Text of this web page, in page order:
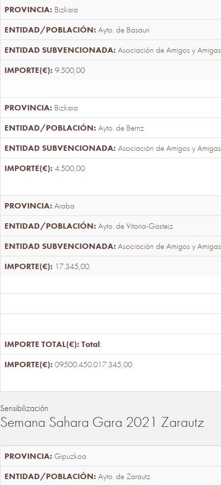
Bizkaia
Ayto. de Basauri
Asociación de Amigos y
9.500,00
Bizkaia
Ayto. de Berriz
Asociación de Amigos y
4.500,00
Araba
Ayto. de Vitoria-Gasteiz
Asociación de Amigos y
17.345,00
Total:
09500.450.017.345,00
Sensibilización
Semana Sahara Gara 2021 Zarautz
Gipuzkoa
Ayto. de Zarautz